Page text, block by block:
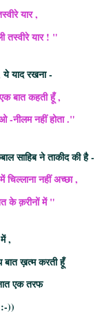
यार ,
तस्वीरे यार ! "
ये याद रखना -
बात कहती हूँ ,
-नीलम नहीं होता ."
साहिब ने ताकीद की है -
नहीं अच्छा ,
के क़रीनों में "
,
ख़त्म करती हूँ
एक तरफ
))